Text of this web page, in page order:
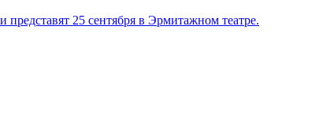
25 сентября в Эрмитажном театре.